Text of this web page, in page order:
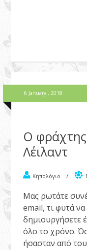
6 January , 2018
Ο
Λέιλαντ
Κηπολόγιο /
Μας ρωτάτε
email, τι φυτά
δημιουργήσετε
όλο το χρόνο.
ήσασταν από